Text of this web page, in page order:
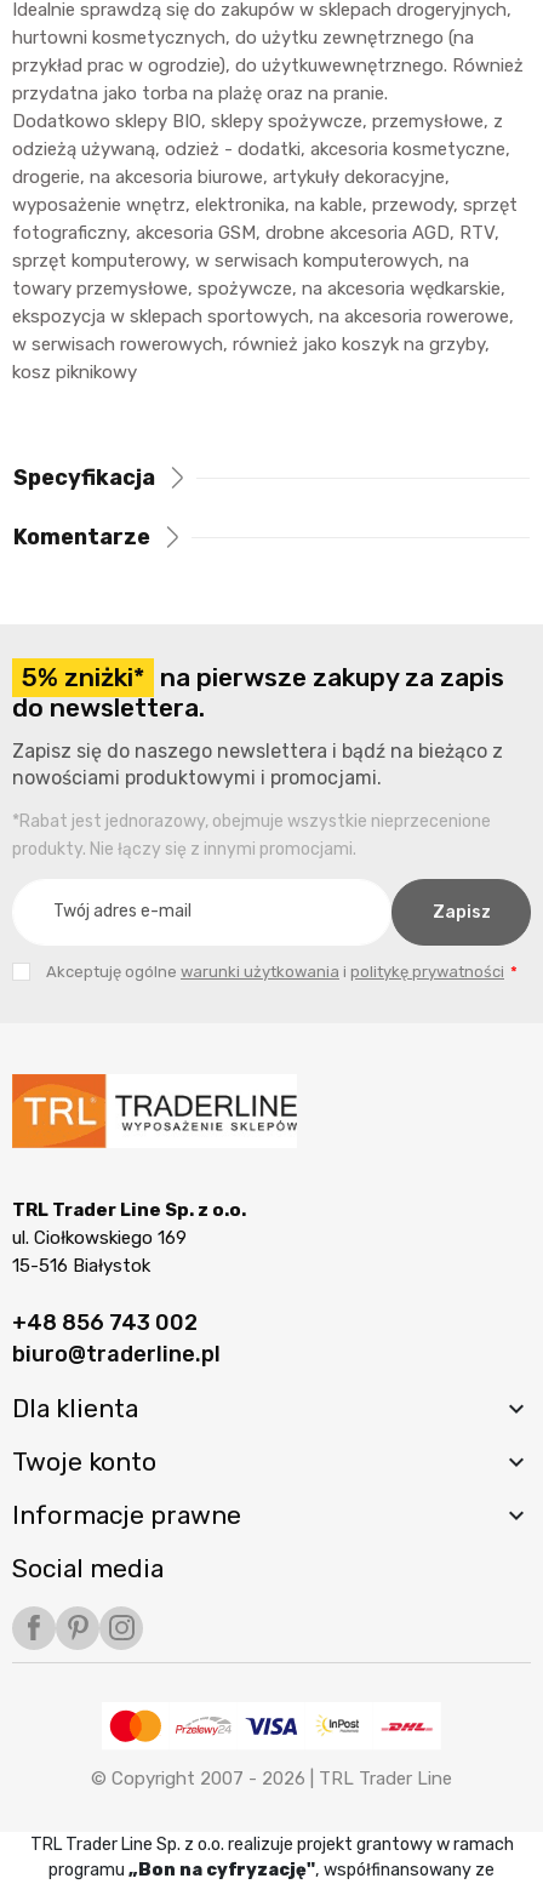
Idealnie sprawdzą się do zakupów w sklepach drogeryjnych,
hurtowni kosmetycznych, do użytku zewnętrznego (na
przykład prac w ogrodzie), do użytkuwewnętrznego. Również
przydatna jako torba na plażę oraz na pranie.
Dodatkowo sklepy BIO, sklepy spożywcze, przemysłowe, z
odzieżą używaną, odzież - dodatki, akcesoria kosmetyczne,
drogerie, na akcesoria biurowe, artykuły dekoracyjne,
wyposażenie wnętrz, elektronika, na kable, przewody, sprzęt
fotograficzny, akcesoria GSM, drobne akcesoria AGD, RTV,
sprzęt komputerowy, w serwisach komputerowych, na
towary przemysłowe, spożywcze, na akcesoria wędkarskie,
ekspozycja w sklepach sportowych, na akcesoria rowerowe,
w serwisach rowerowych, również jako koszyk na grzyby,
kosz piknikowy
Specyfikacja
Komentarze
5% zniżki* na pierwsze zakupy za zapis
do newslettera.
Zapisz się do naszego newslettera i bądź na bieżąco z
nowościami produktowymi i promocjami.
*Rabat jest jednorazowy, obejmuje wszystkie nieprzecenione
produkty. Nie łączy się z innymi promocjami.
Akceptuję ogólne warunki użytkowania i politykę prywatności
TRL Trader Line Sp. z o.o.
ul. Ciołkowskiego 169
15-516 Białystok
+48 856 743 002
biuro@traderline.pl
Dla klienta 
Twoje konto 
Informacje prawne 
Social media
Facebook
PinterestInstagram
© Copyright 2007 - 2026 | TRL Trader Line
TRL Trader Line Sp. z o.o. realizuje projekt grantowy w ramach
programu „Bon na cyfryzację", współfinansowany ze